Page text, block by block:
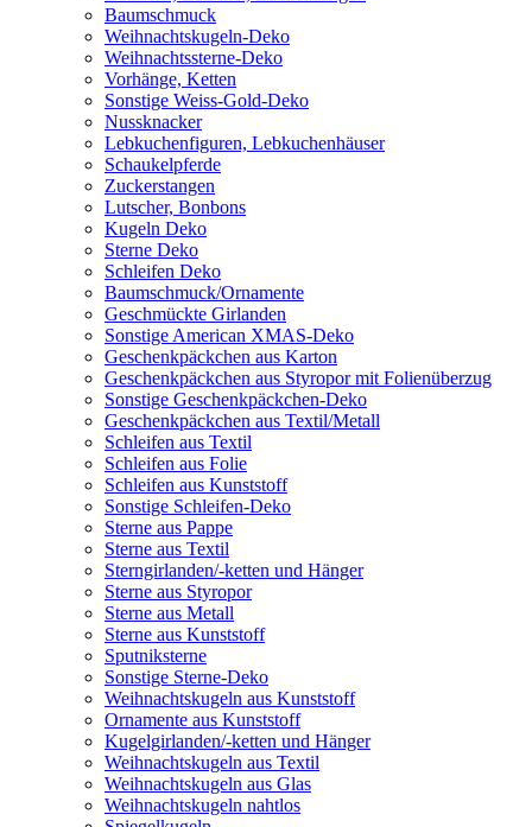
Baumschmuck
Weihnachtskugeln-Deko
Weihnachtssterne-Deko
Vorhänge, Ketten
Sonstige Weiss-Gold-Deko
Nussknacker
Lebkuchenfiguren, Lebkuchenhäuser
Schaukelpferde
Zuckerstangen
Lutscher, Bonbons
Kugeln Deko
Sterne Deko
Schleifen Deko
Baumschmuck/Ornamente
Geschmückte Girlanden
Sonstige American XMAS-Deko
Geschenkpäckchen aus Karton
Geschenkpäckchen aus Styropor mit Folienüberzug
Sonstige Geschenkpäckchen-Deko
Geschenkpäckchen aus Textil/Metall
Schleifen aus Textil
Schleifen aus Folie
Schleifen aus Kunststoff
Sonstige Schleifen-Deko
Sterne aus Pappe
Sterne aus Textil
Sterngirlanden/-ketten und Hänger
Sterne aus Styropor
Sterne aus Metall
Sterne aus Kunststoff
Sputniksterne
Sonstige Sterne-Deko
Weihnachtskugeln aus Kunststoff
Ornamente aus Kunststoff
Kugelgirlanden/-ketten und Hänger
Weihnachtskugeln aus Textil
Weihnachtskugeln aus Glas
Weihnachtskugeln nahtlos